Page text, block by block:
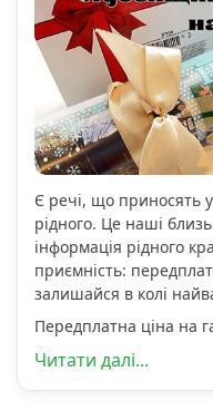
Є речі, що приносять
рідного. Це наші
інформація рідного
приємність:
залишайся в колі
Передплатна ціна на
Читати далі...